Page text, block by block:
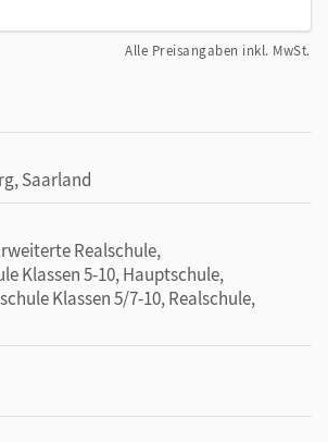
Alle Preisangaben inkl. MwSt.
Saarland
Realschule,
Klassen 5-10, Hauptschule,
Klassen 5/7-10, Realschule,